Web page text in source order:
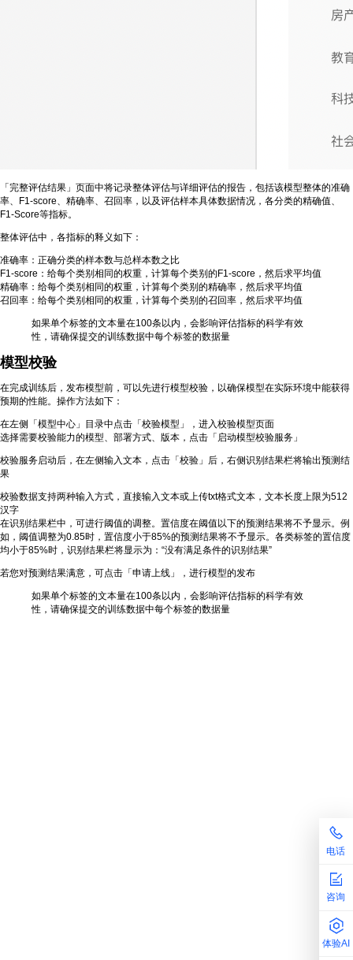
电话
咨询
体验AI
「完整评估结果」页面中将记录整体评估与详细评估的报告，包括该模型整体的准确
率、F1-score、精确率、召回率，以及评估样本具体数据情况，各分类的精确值、
F1-Score等指标。
整体评估中，各指标的释义如下：
准确率：正确分类的样本数与总样本数之比
F1-score：给每个类别相同的权重，计算每个类别的F1-score，然后求平均值
精确率：给每个类别相同的权重，计算每个类别的精确率，然后求平均值
召回率：给每个类别相同的权重，计算每个类别的召回率，然后求平均值
如果单个标签的文本量在100条以内，会影响评估指标的科学有效
性，请确保提交的训练数据中每个标签的数据量
模型校验
在完成训练后，发布模型前，可以先进行模型校验，以确保模型在实际环境中能获得
预期的性能。操作方法如下：
在左侧「模型中心」目录中点击「校验模型」，进入校验模型页面
选择需要校验能力的模型、部署方式、版本，点击「启动模型校验服务」
校验服务启动后，在左侧输入文本，点击「校验」后，右侧识别结果栏将输出预测结
果
校验数据支持两种输入方式，直接输入文本或上传txt格式文本，文本长度上限为512
汉字
在识别结果栏中，可进行阈值的调整。置信度在阈值以下的预测结果将不予显示。例
如，阈值调整为0.85时，置信度小于85%的预测结果将不予显示。各类标签的置信度
均小于85%时，识别结果栏将显示为：“没有满足条件的识别结果”
若您对预测结果满意，可点击「申请上线」，进行模型的发布
如果单个标签的文本量在100条以内，会影响评估指标的科学有效
性，请确保提交的训练数据中每个标签的数据量